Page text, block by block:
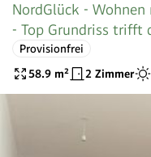
NordGlück -
- Top Grundriss trifft
Provisionfrei
58.9 m² 2 Zimmer